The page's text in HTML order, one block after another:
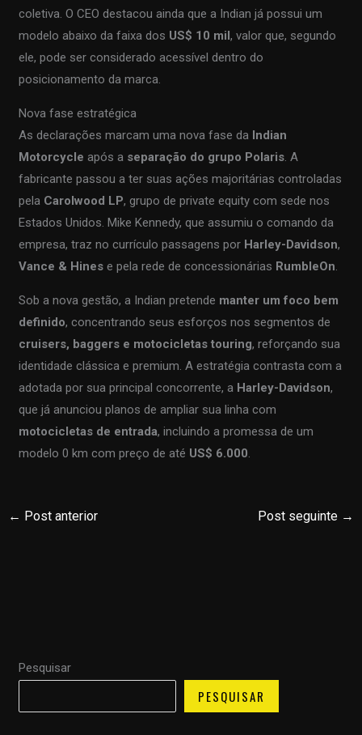
coletiva. O CEO destacou ainda que a Indian já possui um
modelo abaixo da faixa dos US$ 10 mil, valor que, segundo
ele, pode ser considerado acessível dentro do
posicionamento da marca.
Nova fase estratégica
As declarações marcam uma nova fase da Indian
Motorcycle após a separação do grupo Polaris. A
fabricante passou a ter suas ações majoritárias controladas
pela Carolwood LP, grupo de private equity com sede nos
Estados Unidos. Mike Kennedy, que assumiu o comando da
empresa, traz no currículo passagens por Harley-Davidson,
Vance & Hines e pela rede de concessionárias RumbleOn.
Sob a nova gestão, a Indian pretende manter um foco bem
definido, concentrando seus esforços nos segmentos de
cruisers, baggers e motocicletas touring, reforçando sua
identidade clássica e premium. A estratégia contrasta com a
adotada por sua principal concorrente, a Harley-Davidson,
que já anunciou planos de ampliar sua linha com
motocicletas de entrada, incluindo a promessa de um
modelo 0 km com preço de até US$ 6.000.
← Post anterior Post seguinte →
Pesquisar
PESQUISAR